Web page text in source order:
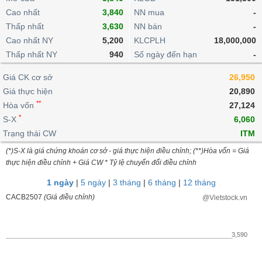
lỗ
Giao
dịch
nội
bộ
giám
Tài
cổ
đông
giá
Nước
ngoài
Tự
doanh
Top
cổ
phiếu
Bản
đồ
dịch
Chứng
quyền
Tổng
quan
Thống
kê
giao
dịch
Định
giá
Thống
kê
giao
dịch
Phân
tích
Bảng
giá
trực
tuyến
Bộ
lọc
cổ
phiếu
cổ
Vĩ
mô
Chứng
quyền
Trái
doanh
nghiệp
IR
Awards
Đào
tạo
Dịch
vụ
Cao nhất
3,840
Thấp nhất
3,630
Cao nhất NY
5,200
Thấp nhất NY
940
NN mua
-
NN bán
-
KLCPLH
18,000,000
Số ngày đến hạn
-
Giá CK cơ sở
26,950
Giá thực hiện
20,890
Hòa vốn **
27,124
S-X *
6,060
Trạng thái CW
ITM
(*)S-X là giá chứng khoán cơ sở - giá thực hiện điều chỉnh; (**)Hòa vốn = Giá
thực hiện điều chỉnh + Giá CW * Tỷ lệ chuyển đổi điều chỉnh
1 ngày| 5 ngày| 3 tháng | 6 tháng | 12 tháng
CACB2507 (Giá điều chỉnh) @Vietstock.vn
3,590
BẤT
ĐỘNG
TÀI
CHÍNH
HÀNG
HÓA
KINH